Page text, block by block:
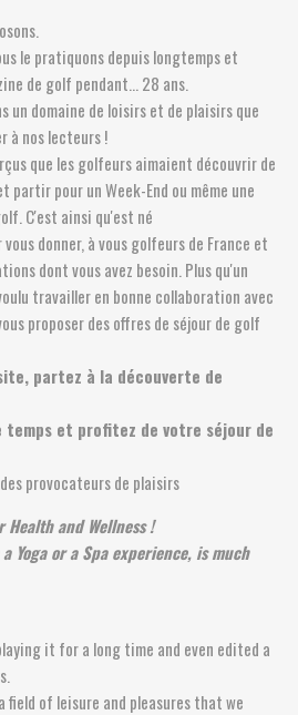
le pratiquons depuis longtemps et
de golf pendant... 28 ans.
un domaine de loisirs et de plaisirs que
à nos lecteurs !
que les golfeurs aimaient découvrir de
partir pour un Week-End ou même une
C'est ainsi qu'est né
vous donner, à vous golfeurs de France et
dont vous avez besoin. Plus qu'un
travailler en bonne collaboration avec
proposer des offres de séjour de golf
partez à la découverte de
temps et profitez de votre séjour de
provocateurs de plaisirs
Health and Wellness !
Yoga or a Spa experience, is much
it for a long time and even edited a
field of leisure and pleasures that we